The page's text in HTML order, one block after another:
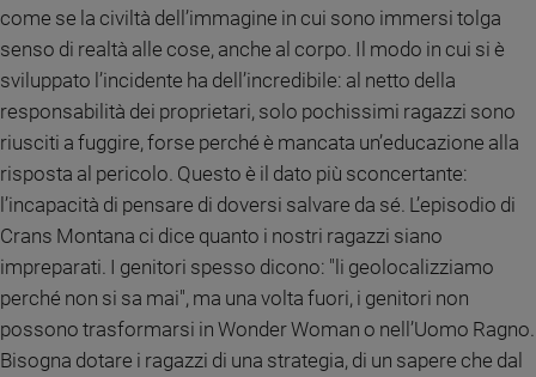
Musica
Arte
Famiglia
ed
educazione
Genitori
e
Nonni
come se la civiltà dell’immagine in cui sono immersi tolga
senso di realtà alle cose, anche al corpo. Il modo in cui si è
sviluppato l’incidente ha dell’incredibile: al netto della
responsabilità dei proprietari, solo pochissimi ragazzi sono
riusciti a fuggire, forse perché è mancata un’educazione alla
risposta al pericolo. Questo è il dato più sconcertante:
l’incapacità di pensare di doversi salvare da sé. L’episodio di
Crans Montana ci dice quanto i nostri ragazzi siano
impreparati. I genitori spesso dicono: "li geolocalizziamo
perché non si sa mai", ma una volta fuori, i genitori non
possono trasformarsi in Wonder Woman o nell’Uomo Ragno.
Bisogna dotare i ragazzi di una strategia, di un sapere che dal